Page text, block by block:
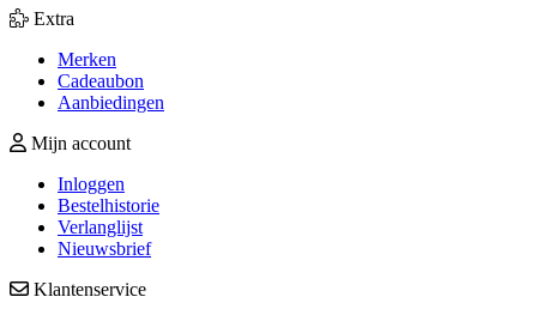
Extra
Merken
Cadeaubon
Aanbiedingen
Mijn account
Inloggen
Bestelhistorie
Verlanglijst
Nieuwsbrief
Klantenservice